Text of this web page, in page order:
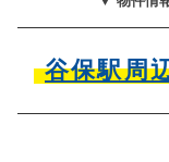
谷保駅周